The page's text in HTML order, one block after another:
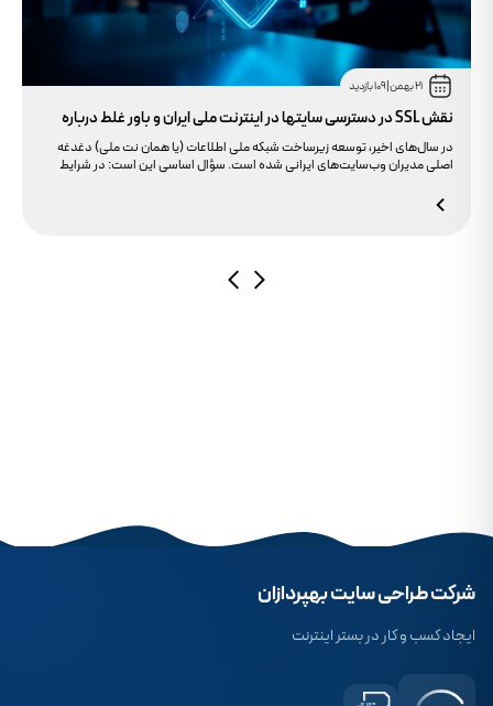
21 بهمن |109 بازدید
نقش SSL در دسترسی سایتها در اینترنت ملی ایران و باور غلط درباره
دامنه های IR
در سال‌های اخیر، توسعه زیرساخت شبکه ملی اطلاعات (یا همان نت ملی) دغدغه
اصلی مدیران وب‌سایت‌های ایرانی شده است. سؤال اساسی این است: در شرایط
شرکت طراحی سایت بهپردازان
ایجاد کسب و کار در بستر اینترنت